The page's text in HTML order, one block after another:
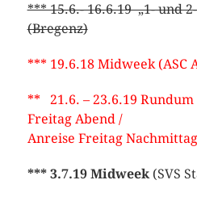
*** 15.6.- 16.6.19 „1- und
(Bregenz)
*** 19.6.18 Midweek (ASC
** 21.6. – 23.6.19
Freitag Abend /
Anreise Freitag Nachmittag
*** 3.7.19 Midweek(SVS